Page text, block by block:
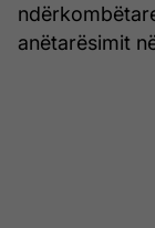
anëtarësimit